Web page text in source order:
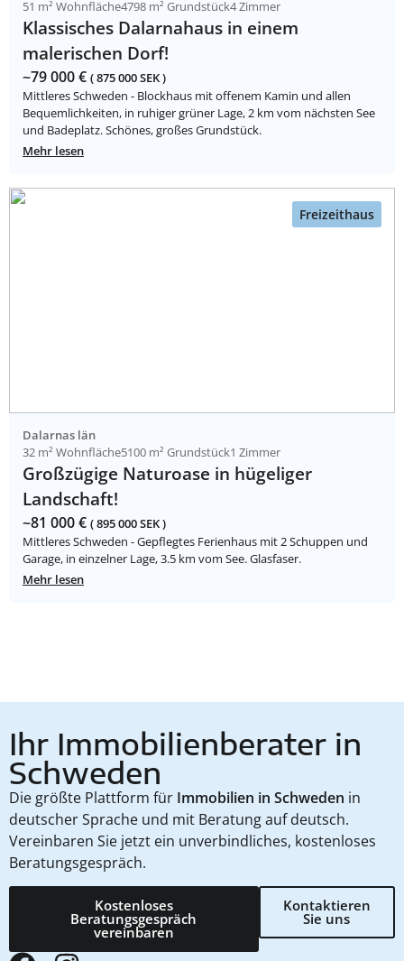
51 m² Wohnfläche4798 m² Grundstück4 Zimmer
Klassisches Dalarnahaus in einem
malerischen Dorf!
~79 000 € ( 875 000 SEK )
Mittleres Schweden - Blockhaus mit offenem Kamin und allen
Bequemlichkeiten, in ruhiger grüner Lage, 2 km vom nächsten See
und Badeplatz. Schönes, großes Grundstück.
Mehr lesen
Freizeithaus
Dalarnas län
32 m² Wohnfläche5100 m² Grundstück1 Zimmer
Großzügige Naturoase in hügeliger
Landschaft!
~81 000 € ( 895 000 SEK )
Mittleres Schweden - Gepflegtes Ferienhaus mit 2 Schuppen und
Garage, in einzelner Lage, 3.5 km vom See. Glasfaser.
Mehr lesen
Ihr Immobilienberater in
Schweden
Die größte Plattform für Immobilien in Schweden in
deutscher Sprache und mit Beratung auf deutsch.
Vereinbaren Sie jetzt ein unverbindliches, kostenloses
Beratungsgespräch.
Kostenloses
Beratungsgespräch
vereinbaren
Kontaktieren
Sie uns